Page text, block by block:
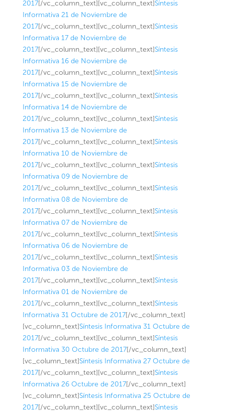
2017[/vc_column_text][vc_column_text]Síntesis
Informativa 21 de Noviembre de
2017[/vc_column_text][vc_column_text]Síntesis
Informativa 17 de Noviembre de
2017[/vc_column_text][vc_column_text]Síntesis
Informativa 16 de Noviembre de
2017[/vc_column_text][vc_column_text]Síntesis
Informativa 15 de Noviembre de
2017[/vc_column_text][vc_column_text]Síntesis
Informativa 14 de Noviembre de
2017[/vc_column_text][vc_column_text]Síntesis
Informativa 13 de Noviembre de
2017[/vc_column_text][vc_column_text]Síntesis
Informativa 10 de Noviembre de
2017[/vc_column_text][vc_column_text]Síntesis
Informativa 09 de Noviembre de
2017[/vc_column_text][vc_column_text]Síntesis
Informativa 08 de Noviembre de
2017[/vc_column_text][vc_column_text]Síntesis
Informativa 07 de Noviembre de
2017[/vc_column_text][vc_column_text]Síntesis
Informativa 06 de Noviembre de
2017[/vc_column_text][vc_column_text]Síntesis
Informativa 03 de Noviembre de
2017[/vc_column_text][vc_column_text]Síntesis
Informativa 01 de Noviembre de
2017[/vc_column_text][vc_column_text]Síntesis
Informativa 31 Octubre de 2017[/vc_column_text]
[vc_column_text]Síntesis Informativa 31 Octubre de
2017[/vc_column_text][vc_column_text]Síntesis
Informativa 30 Octubre de 2017[/vc_column_text]
[vc_column_text]Síntesis Informativa 27 Octubre de
2017[/vc_column_text][vc_column_text]Síntesis
Informativa 26 Octubre de 2017[/vc_column_text]
[vc_column_text]Síntesis Informativa 25 Octubre de
2017[/vc_column_text][vc_column_text]Síntesis